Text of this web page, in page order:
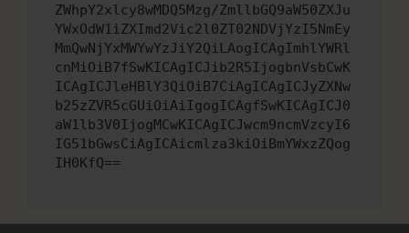
ZWhpY2xlcy8wMDQ5Mzg/ZmllbGQ9aW50ZXJu
YWxOdW1iZXImd2Vic2l0ZT02NDVjYzI5NmEy
MmQwNjYxMWYwYzJiY2QiLAogICAgImhlYWRl
cnMiOiB7fSwKICAgICJib2R5IjogbnVsbCwK
ICAgICJleHBlY3QiOiB7CiAgICAgICJyZXNw
b25zZVR5cGUiOiAiIgogICAgfSwKICAgICJ0
aW1lb3V0IjogMCwKICAgICJwcm9ncmVzcyI6
IG51bGwsCiAgICAicmlza3kiOiBmYWxzZQog
IH0KfQ==